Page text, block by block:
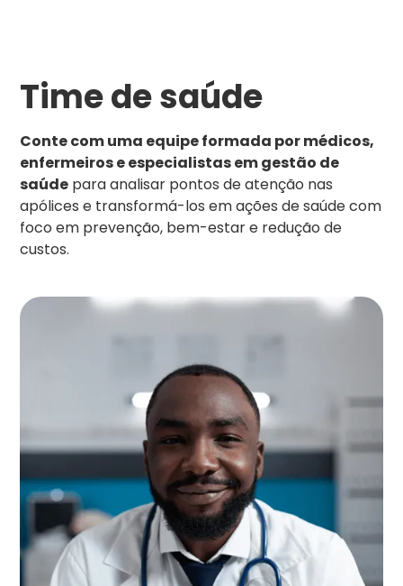
Time de saúde
Conte com uma equipe formada por médicos,
enfermeiros e especialistas em gestão de
saúde para analisar pontos de atenção nas
apólices e transformá-los em ações de saúde com
foco em prevenção, bem-estar e redução de
custos.